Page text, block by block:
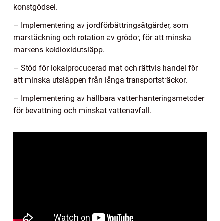
konstgödsel.
– Implementering av jordförbättringsåtgärder, som
marktäckning och rotation av grödor, för att minska
markens koldioxidutsläpp.
– Stöd för lokalproducerad mat och rättvis handel för
att minska utsläppen från långa transportsträckor.
– Implementering av hållbara vattenhanteringsmetoder
för bevattning och minskat vattenavfall.